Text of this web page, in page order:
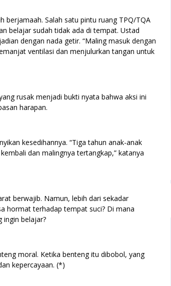
berjamaah. Salah satu pintu ruang TPQ/TQA
belajar sudah tidak ada di tempat. Ustad
dengan nada getir. “Maling masuk dengan
ventilasi dan menjulurkan tangan untuk
rusak menjadi bukti nyata bahwa aksi ini
harapan.
kesedihannya. “Tiga tahun anak-anak
dan malingnya tertangkap,” katanya
berwajib. Namun, lebih dari sekadar
hormat terhadap tempat suci? Di mana
ingin belajar?
moral. Ketika benteng itu dibobol, yang
kepercayaan. (*)